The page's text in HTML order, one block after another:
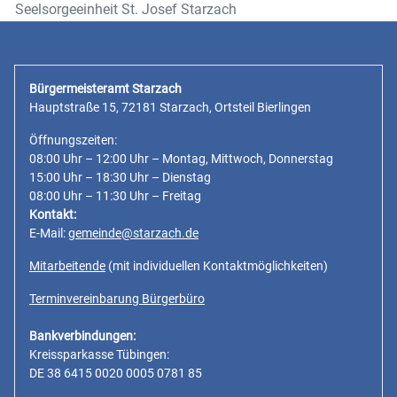
Seelsorgeeinheit St. Josef Starzach
Bürgermeisteramt Starzach
Hauptstraße 15, 72181 Starzach, Ortsteil Bierlingen
Öffnungszeiten:
08:00 Uhr – 12:00 Uhr – Montag, Mittwoch, Donnerstag
15:00 Uhr – 18:30 Uhr – Dienstag
08:00 Uhr – 11:30 Uhr – Freitag
Kontakt:
E-Mail:gemeinde@starzach.de
Mitarbeitende (mit individuellen Kontaktmöglichkeiten)
Terminvereinbarung Bürgerbüro
Bankverbindungen:
Kreissparkasse Tübingen:
DE 38 6415 0020 0005 0781 85